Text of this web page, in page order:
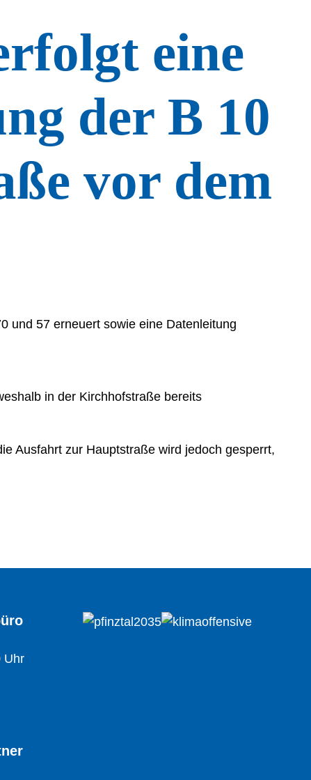
eine
der B 10
vor dem
und 57 erneuert sowie eine Datenleitung
in der Kirchhofstraße bereits
Ausfahrt zur Hauptstraße wird jedoch gesperrt,
Uhr